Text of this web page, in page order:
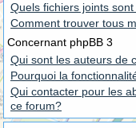
Quels fichiers joints
Comment trouver tous
Concernant phpBB 3
Qui sont les auteurs de
Pourquoi la
Qui contacter pour les
ce forum?